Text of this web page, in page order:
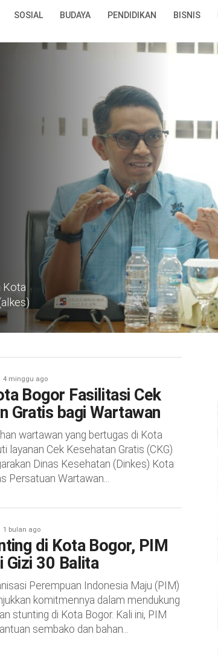
SOSIAL BUDAYA PENDIDIKAN BISNIS
Kota
4 minggu ago
Bogor Fasilitasi Cek
Gratis bagi Wartawan
wartawan yang bertugas di Kota
layanan Cek Kesehatan Gratis (CKG)
Dinas Kesehatan (Dinkes) Kota
Persatuan Wartawan...
1 bulan ago
di Kota Bogor, PIM
Gizi 30 Balita
Perempuan Indonesia Maju (PIM)
komitmennya dalam mendukung
stunting di Kota Bogor. Kali ini, PIM
sembako dan bahan...